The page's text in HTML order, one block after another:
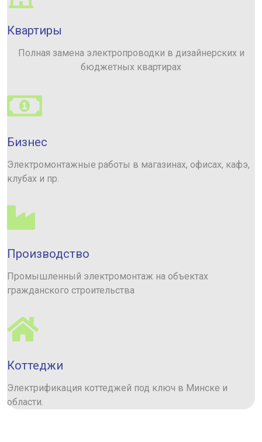
Квартиры
Полная замена электропроводки в дизайнерских и
бюджетных квартирах
Бизнес
Электромонтажные работы в магазинах, офисах, кафэ,
клубах и пр.
Производство
Промышленный электромонтаж на объектах
гражданского строительства
Коттеджи
Электрификация коттеджей под ключ в Минске и
области.